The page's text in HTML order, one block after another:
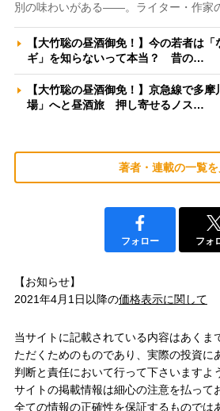
別の味わいがある――。ライター・作家
【大竹聡の昼酒御免！】今の若者は
ギ」を知らないって本当？ 昔の…
【大竹聡の昼酒御免！】京急線で多
場」へと昼酒旅 押し寄せるノス…
著者・連載の一覧
フォロー フォ
【お知らせ】
2021年4月1日以降の価格表示に関して
当サイトに記載されている内容はあくま
ただくためのものであり、実際の投資に
判断と責任において行って下さいますよ
サイトの掲載情報は細心の注意を払って
全ての情報の正確性を保証するものでは